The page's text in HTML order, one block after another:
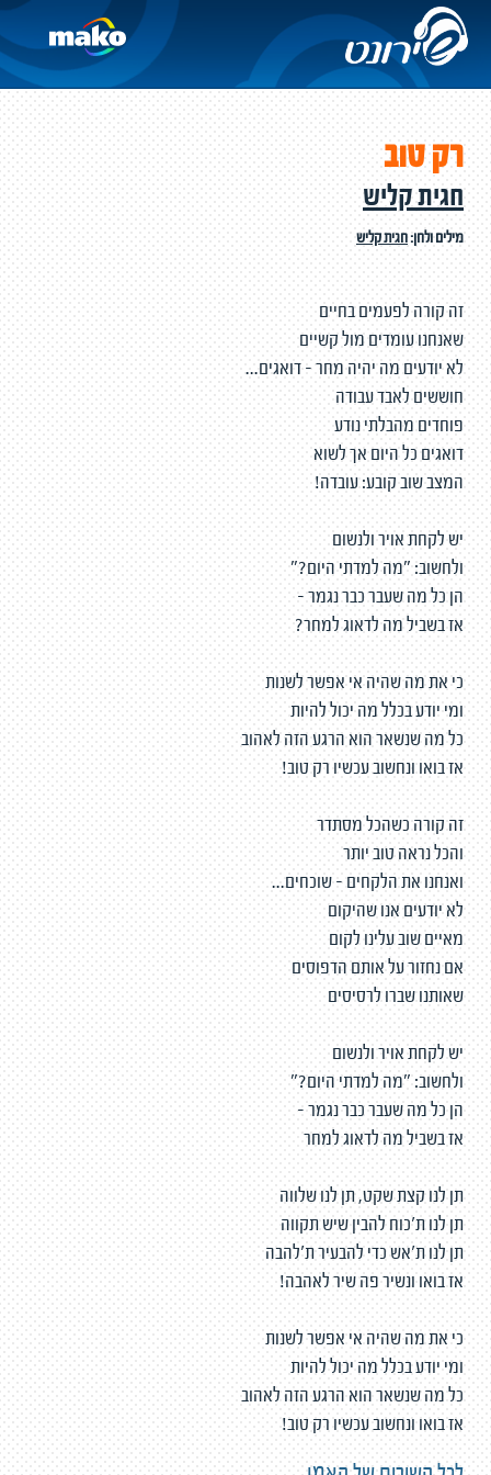
רק טוב
חגית קליש
מילים ולחן:חגית קליש
זה קורה לפעמים בחיים
שאנחנו עומדים מול קשיים
לא יודעים מה יהיה מחר - דואגים...
חוששים לאבד עבודה
פוחדים מהבלתי נודע
דואגים כל היום אך לשוא
המצב שוב קובע: עובדה!
יש לקחת אויר ולנשום
ולחשוב: "מה למדתי היום?"
הן כל מה שעבר כבר נגמר -
אז בשביל מה לדאוג למחר?
כי את מה שהיה אי אפשר לשנות
ומי יודע בכלל מה יכול להיות
כל מה שנשאר הוא הרגע הזה לאהוב
אז בואו ונחשוב עכשיו רק טוב!
זה קורה כשהכל מסתדר
והכל נראה טוב יותר
ואנחנו את הלקחים - שוכחים...
לא יודעים אנו שהיקום
מאיים שוב עלינו לקום
אם נחזור על אותם הדפוסים
שאותנו שברו לרסיסים
יש לקחת אויר ולנשום
ולחשוב: "מה למדתי היום?"
הן כל מה שעבר כבר נגמר -
אז בשביל מה לדאוג למחר
תן לנו קצת שקט, תן לנו שלווה
תן לנו ת'כוח להבין שיש תקווה
תן לנו ת'אש כדי להבעיר ת'להבה
אז בואו ונשיר פה שיר לאהבה!
כי את מה שהיה אי אפשר לשנות
ומי יודע בכלל מה יכול להיות
כל מה שנשאר הוא הרגע הזה לאהוב
אז בואו ונחשוב עכשיו רק טוב!